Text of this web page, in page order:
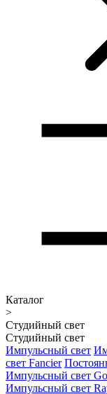
Каталог
>
Студийный свет
Студийный свет
Импульсный свет
свет Fancier
Импульсный свет
Импульсный свет